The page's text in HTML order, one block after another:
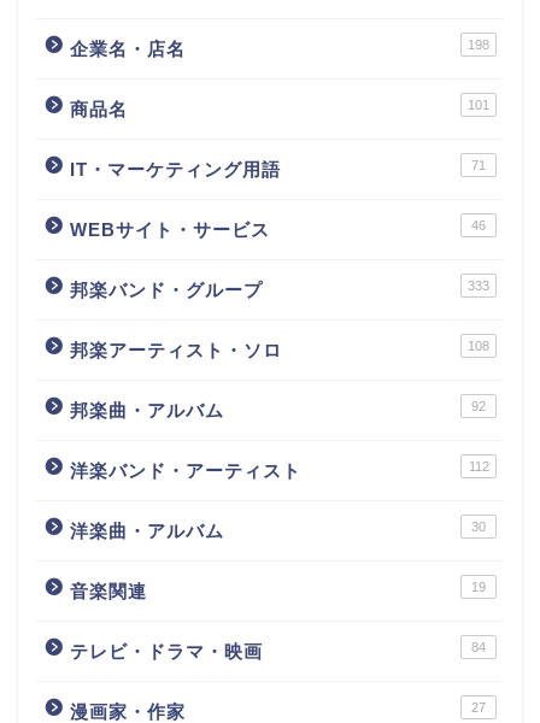
企業名・店名 198
商品名 101
IT・マーケティング用語 71
WEBサイト・サービス 46
邦楽バンド・グループ 333
邦楽アーティスト・ソロ 108
邦楽曲・アルバム 92
洋楽バンド・アーティスト 112
洋楽曲・アルバム 30
音楽関連 19
テレビ・ドラマ・映画 84
漫画家・作家 27